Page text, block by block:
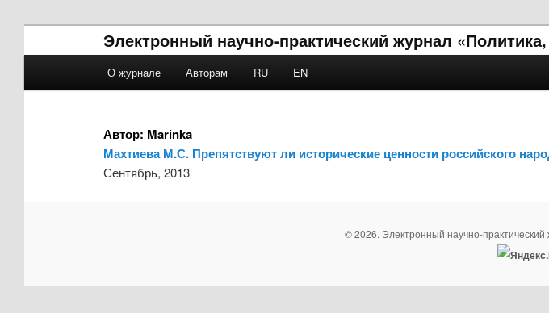
Электронный научно-практический журнал
Skip to primary content
Skip to secondary content
О журнале Авторам RU EN
Автор: Marinka
Махтиева М.С. Препятствуют ли исторические ценности российского
Сентябрь, 2013
© 2026. Электронный научно-